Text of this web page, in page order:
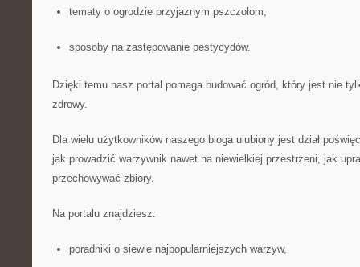
tematy o ogrodzie przyjaznym pszczołom,
sposoby na zastępowanie pestycydów.
Dzięki temu nasz portal pomaga budować ogród, który jest nie
zdrowy.
Dla wielu użytkowników naszego bloga ulubiony jest dział
jak prowadzić warzywnik nawet na niewielkiej przestrzeni, jak
przechowywać zbiory.
Na portalu znajdziesz:
poradniki o siewie najpopularniejszych warzyw,